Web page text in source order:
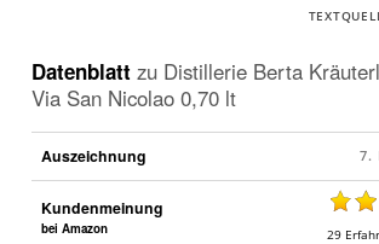
28
di
0,70
lt.
Datenblatt zu Distillerie Berta
Via San Nicolao 0,70 lt
Auszeichnung
Kundenmeinung
bei Amazon 29